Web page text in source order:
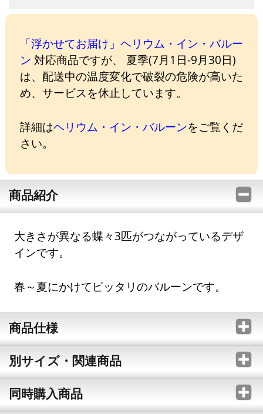
「浮かせてお届け」ヘリウム・イン・バルー
ン 対応商品ですが、 夏季(7月1日-9月30日)
は、配送中の温度変化で破裂の危険が高いた
め、サービスを休止しています。
詳細はヘリウム・イン・バルーンをご覧くだ
さい。
商品紹介
大きさが異なる蝶々3匹がつながっているデザ
インです。
春～夏にかけてピッタリのバルーンです。
商品仕様
別サイズ・関連商品
同時購入商品